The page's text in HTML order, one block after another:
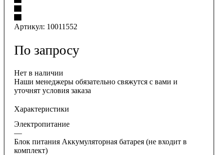
Артикул: 10011552
По запросу
Нет в наличии
Наши менеджеры обязательно свяжутся с вами и
уточнят условия заказа
Характеристики
Электропитание
—
Блок питания Аккумуляторная батарея (не входит в
комплект)